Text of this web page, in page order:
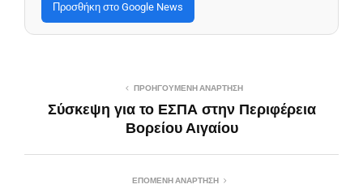
Προσθήκη στο Google News
ΠΡΟΗΓΟΎΜΕΝΗ ΑΝΆΡΤΗΣΗ
Σύσκεψη για το ΕΣΠΑ στην Περιφέρεια
Βορείου Αιγαίου
ΕΠΌΜΕΝΗ ΑΝΆΡΤΗΣΗ